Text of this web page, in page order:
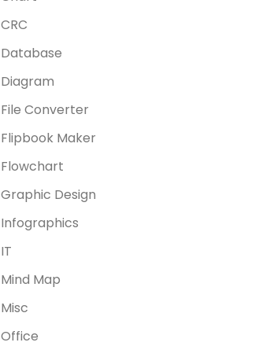
CRC
Database
Diagram
File Converter
Flipbook Maker
Flowchart
Graphic Design
Infographics
IT
Mind Map
Misc
Office